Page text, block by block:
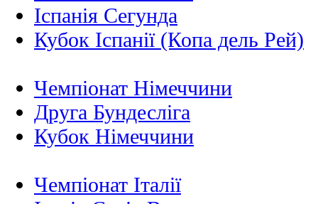
Іспанія Сегунда
Кубок Іспанії (Копа дель Рей)
Чемпіонат Німеччини
Друга Бундесліга
Кубок Німеччини
Чемпіонат Італії